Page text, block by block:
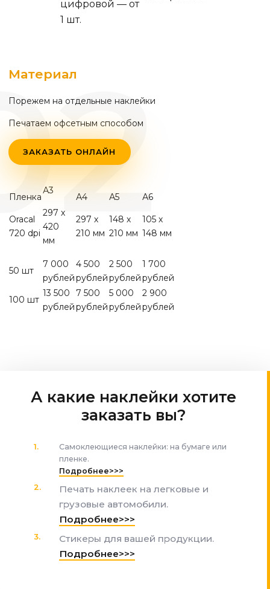
цифровой — от
1 шт.
Материал
Порежем на отдельные наклейки
Печатаем офсетным способом
ЗАКАЗАТЬ ОНЛАЙН
Пленка
Oracal
720 dpi
А3
297 х
420
мм
А4
297 х
210 мм
А5
148 х
210 мм
А6
105 х
148 мм
50 шт
7 000
рублей
4 500
рублей
2 500
рублей
1 700
рублей
100 шт
13 500
рублей
7 500
рублей
5 000
рублей
2 900
рублей
А какие наклейки хотите
заказать вы?
Самоклеющиеся наклейки: на бумаге или
пленке.
Подробнее>>>
Печать наклеек на легковые и
грузовые автомобили.
Подробнее>>>
Стикеры для вашей продукции.
Подробнее>>>